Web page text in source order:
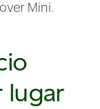
Mini.
lugar